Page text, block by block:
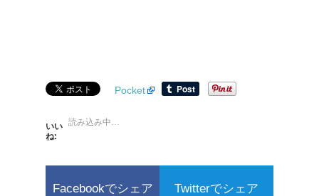
Pocket
いい
ね:
読み込み中…
Facebookでシェア Twitterでシェア